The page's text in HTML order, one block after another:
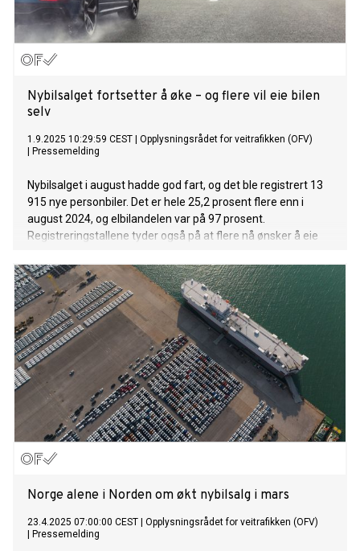
Nybilsalget fortsetter å øke – og flere vil eie bilen
selv
1.9.2025 10:29:59 CEST
Opplysningsrådet for veitrafikken (OFV)
Pressemelding
Nybilsalget i august hadde god fart, og det ble registrert 13
915 nye personbiler. Det er hele 25,2 prosent flere enn i
august 2024, og elbilandelen var på 97 prosent.
Registreringstallene tyder også på at flere nå ønsker å eie
Norge alene i Norden om økt nybilsalg i mars
23.4.2025 07:00:00 CEST
Opplysningsrådet for veitrafikken (OFV)
Pressemelding